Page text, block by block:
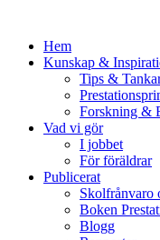
Hem
Kunskap &
Tips &
Forskning &
Vad vi gör
I jobbet
För föräldrar
Publicerat
Skolfrånvaro
Boken
Blogg